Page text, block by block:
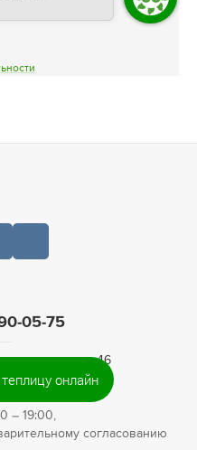
05-75
улица, 46
– 19:00,
согласованию
онлайн